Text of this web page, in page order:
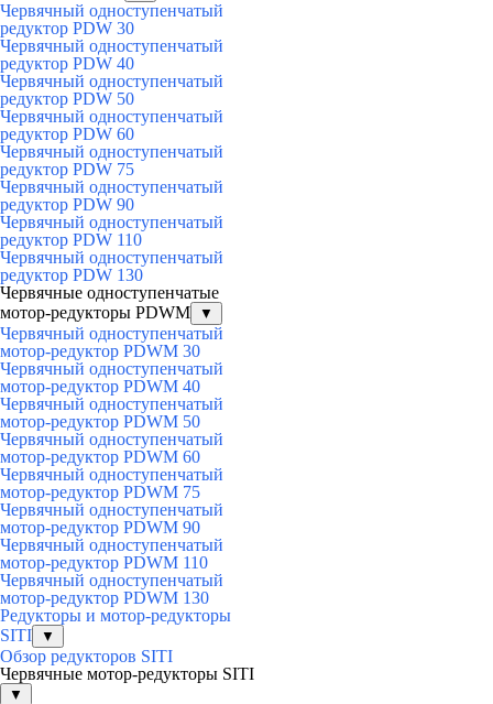
Червячный одноступенчатый
редуктор PDW 30
Червячный одноступенчатый
редуктор PDW 40
Червячный одноступенчатый
редуктор PDW 50
Червячный одноступенчатый
редуктор PDW 60
Червячный одноступенчатый
редуктор PDW 75
Червячный одноступенчатый
редуктор PDW 90
Червячный одноступенчатый
редуктор PDW 110
Червячный одноступенчатый
редуктор PDW 130
Червячные одноступенчатые
мотор-редукторы PDWM
▼
Червячный одноступенчатый
мотор-редуктор PDWM 30
Червячный одноступенчатый
мотор-редуктор PDWM 40
Червячный одноступенчатый
мотор-редуктор PDWM 50
Червячный одноступенчатый
мотор-редуктор PDWM 60
Червячный одноступенчатый
мотор-редуктор PDWM 75
Червячный одноступенчатый
мотор-редуктор PDWM 90
Червячный одноступенчатый
мотор-редуктор PDWM 110
Червячный одноступенчатый
мотор-редуктор PDWM 130
Редукторы и мотор-редукторы
SITI
▼
Обзор редукторов SITI
Червячные мотор-редукторы SITI
▼